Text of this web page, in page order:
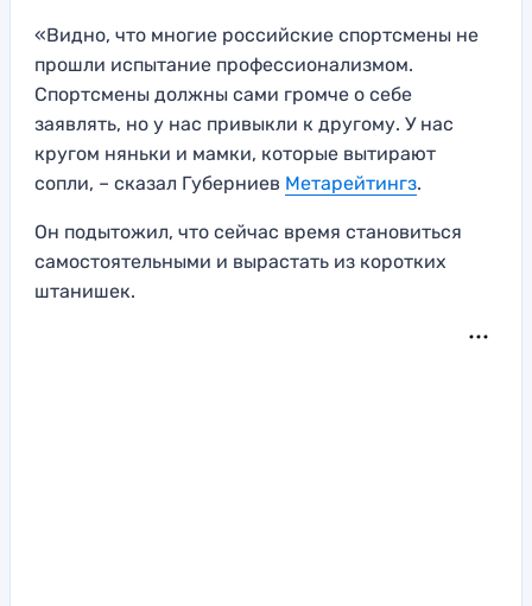
«Видно, что многие российские спортсмены не
прошли испытание профессионализмом.
Спортсмены должны сами громче о себе
заявлять, но у нас привыкли к другому. У нас
кругом няньки и мамки, которые вытирают
сопли, – сказал Губерниев Метарейтингз.
Он подытожил, что сейчас время становиться
самостоятельными и вырастать из коротких
штанишек.